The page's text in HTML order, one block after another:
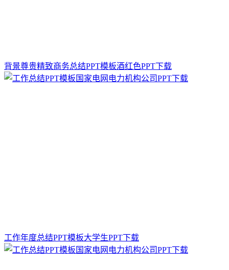
背景尊贵精致商务总结PPT模板酒红色PPT下载
工作年度总结PPT模板大学生PPT下载